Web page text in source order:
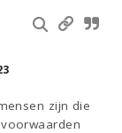
zijn die